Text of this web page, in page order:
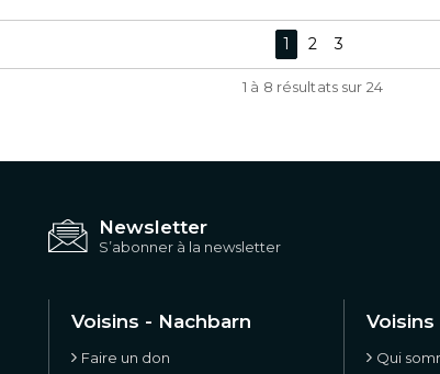
1 2 3
1 à 8 résultats sur 24
Newsletter
S’abonner à la newsletter
Voisins - Nachbarn
Faire un don
Voisins
Qui